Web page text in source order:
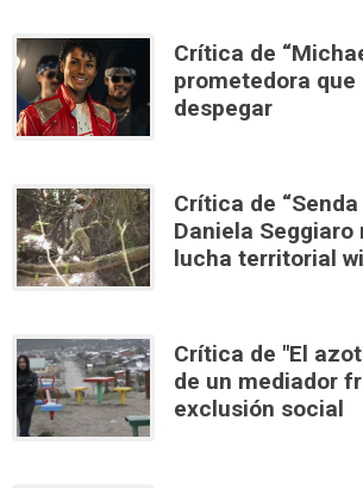
Crítica de
prometedora
despegar
Crítica de “Senda
Daniela Seggiaro
lucha territorial
Crítica de "El
de un mediador
exclusión social